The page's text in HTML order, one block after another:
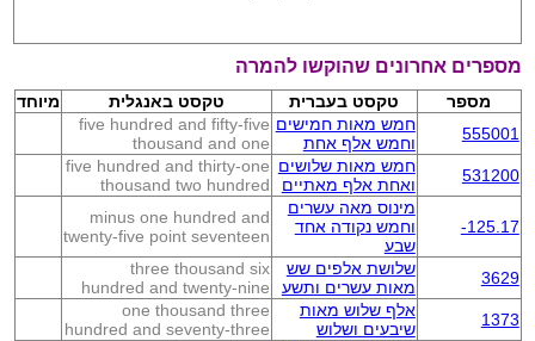
מספרים אחרונים שהוקשו להמרה
מספר טקסט בעברית טקסט באנגלית
מיוחד
555001
חמש מאות חמישים
וחמש אלף אחת
five hundred and fifty-five
thousand and one
531200
חמש מאות שלושים
ואחת אלף מאתיים
five hundred and thirty-one
thousand two hundred
-125.17
מינוס מאה עשרים
וחמש נקודה אחד
שבע
minus one hundred and
twenty-five point seventeen
3629
שלושת אלפים שש
מאות עשרים ותשע
three thousand six
hundred and twenty-nine
1373
אלף שלוש מאות
שיבעים ושלוש
one thousand three
hundred and seventy-three